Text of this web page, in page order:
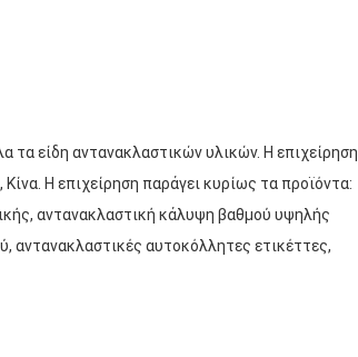
τα είδη αντανακλαστικών υλικών. Η επιχείρηση
Η επιχείρηση παράγει κυρίως τα προϊόντα:
αντανακλαστική κάλυψη βαθμού υψηλής
αντανακλαστικές αυτοκόλλητες ετικέττες,